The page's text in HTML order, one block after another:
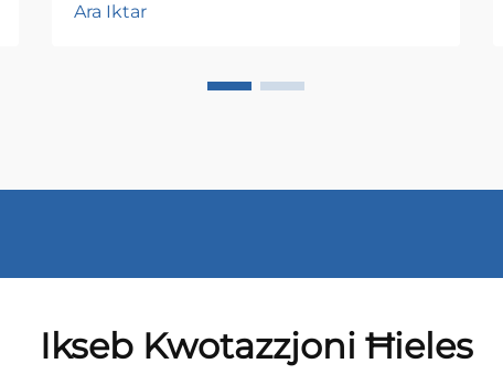
Ara Iktar
Ikseb Kwotazzjoni Ħieles